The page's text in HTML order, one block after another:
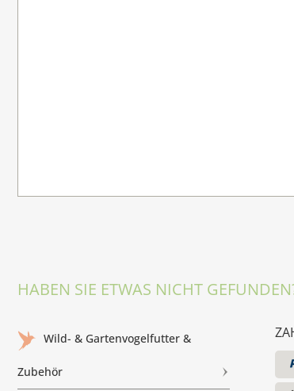
HABEN SIE ETWAS NICHT
Wild- & Gartenvogelfutter &
Zubehör